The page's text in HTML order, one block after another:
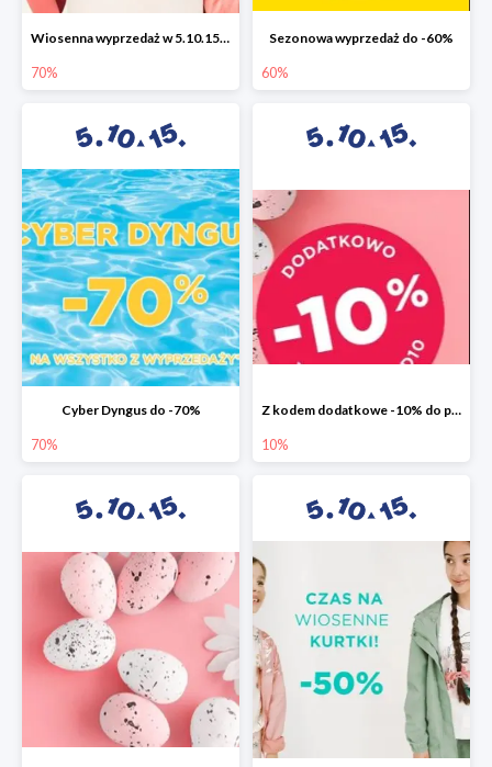
Wiosenna wyprzedaż w 5.10.15 do -70%
70%
Sezonowa wyprzedaż do -60%
60%
Cyber Dyngus do -70%
70%
Z kodem dodatkowe -10% do promocji -50%!
10%